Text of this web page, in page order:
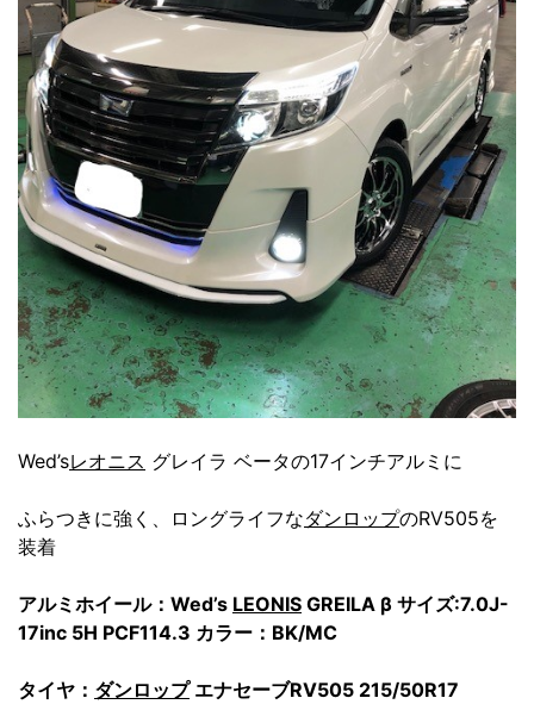
Wed’sレオニス グレイラ ベータの17インチアルミに
ふらつきに強く、ロングライフなダンロップのRV505を
装着
アルミホイール：Wed’s LEONIS GREILA β サイズ:7.0J-
17inc 5H PCF114.3 カラー：BK/MC
タイヤ： ダンロップエナセーブRV505 215/50R17